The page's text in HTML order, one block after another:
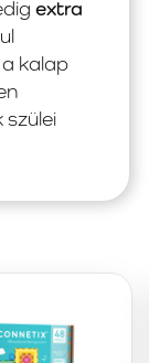
extra
kalap
szülei